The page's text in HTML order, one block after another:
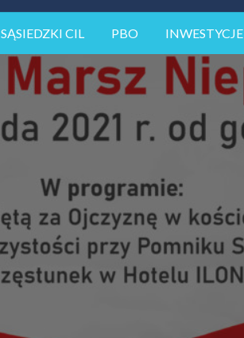
SĄSIEDZKI CIL PBO INWESTYCJE